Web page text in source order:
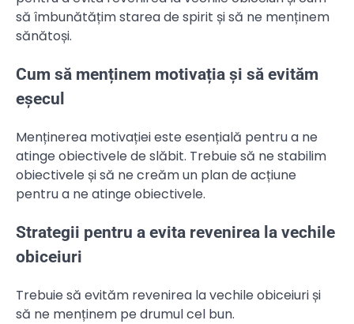
să îmbunătățim starea de spirit și să ne menținem
sănătoși.
Cum să menținem motivația și să evităm
eșecul
Menținerea motivației este esențială pentru a ne
atinge obiectivele de slăbit. Trebuie să ne stabilim
obiectivele și să ne creăm un plan de acțiune
pentru a ne atinge obiectivele.
Strategii pentru a evita revenirea la vechile
obiceiuri
Trebuie să evităm revenirea la vechile obiceiuri și
să ne menținem pe drumul cel bun.